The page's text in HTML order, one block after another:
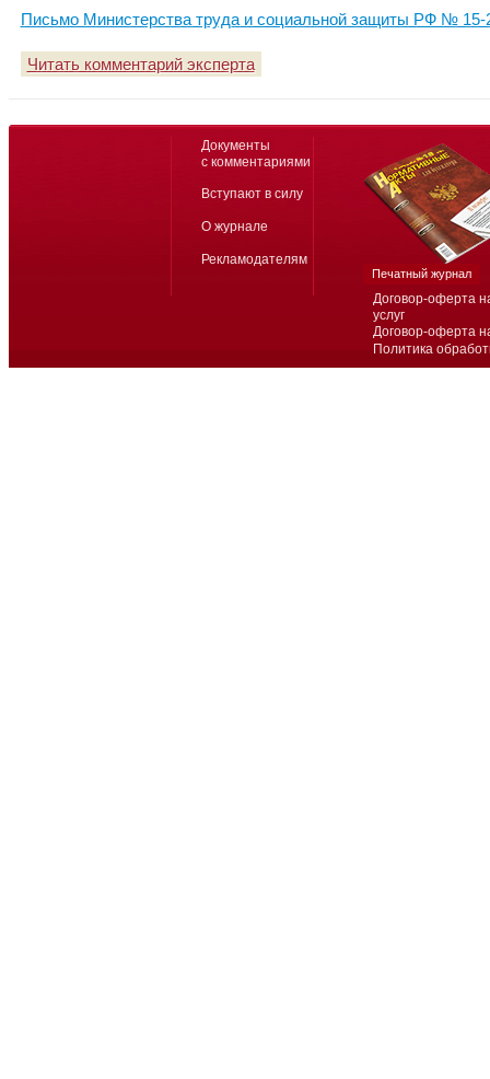
Письмо Министерства труда и социальной защиты РФ № 15-
Читать комментарий эксперта
Договор-оферта
услуг
Договор-оферта
Политика
Документы
с комментариями
Вступают в силу
О журнале
Рекламодателям
Печатный журнал